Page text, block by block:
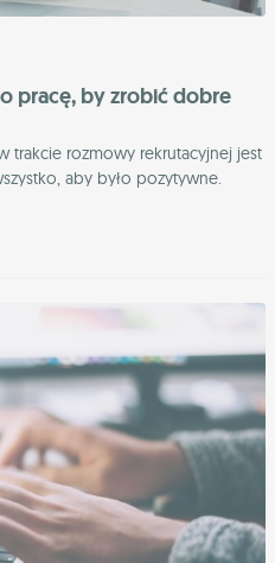
pracę, by zrobić dobre
trakcie rozmowy rekrutacyjnej jest
aby było pozytywne.